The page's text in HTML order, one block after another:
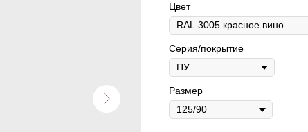
Цвет
Серия/покрытие
Размер